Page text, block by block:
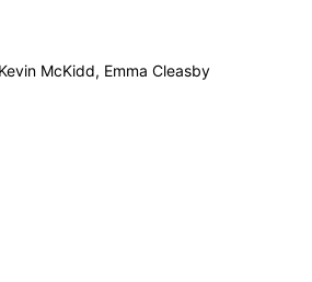
McKidd, Emma Cleasby